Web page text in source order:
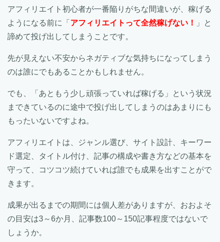
アフィリエイト初心者が一番陥りがちな間違いが、稼げる
ようになる前に「 アフィリエイトって全然稼げない！
」と
諦めて投げ出してしまうことです。
先が見えない不安からネガティブな気持ちになってしまう
のは誰にでもあることかもしれません。
でも、「あともう少し頑張っていれば稼げる」という状況
まできているのに途中で投げ出してしまうのはあまりにも
もったいないですよね。
アフィリエイトは、ジャンル選び、サイト設計、キーワー
ド選定、タイトル付け、記事の構成や書き方などの基本を
守って、コツコツ続けていれば誰でも成果を出すことがで
きます。
成果が出るまでの期間には個人差がありますが、おおよそ
の目安は3～6か月、記事数100～150記事程度ではないで
しょうか。